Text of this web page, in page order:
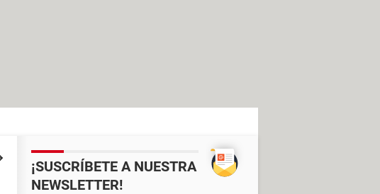
¡SUSCRÍBETE A NUESTRA
NEWSLETTER!